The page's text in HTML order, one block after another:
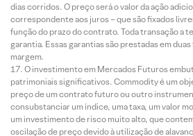
dias corridos. O preço será o valor da ação
correspondente aos juros – que são fixados
função do prazo do contrato. Toda transação a
garantia. Essas garantias são prestadas em
margem.
O investimento em Mercados Futuros
patrimoniais significativos. Commodity é um
preço de um contrato futuro ou outro
consubstanciar um índice, uma taxa, um valor
um investimento de risco muito alto, que
oscilação de preço devido à utilização de